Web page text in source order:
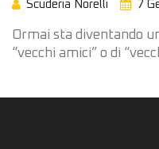
Scuderia Norelli 7
Ormai sta diventando
“vecchi amici” o di